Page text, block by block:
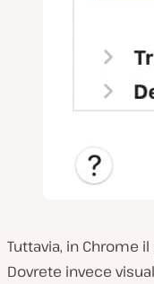
Tuttavia, in Chrome
Dovrete invece